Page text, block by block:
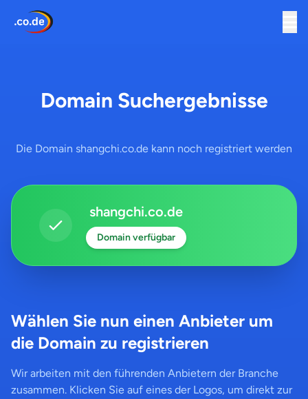
Domain Suchergebnisse
Die Domain shangchi.co.de kann noch registriert werden
shangchi.co.de
Domain verfügbar
Wählen Sie nun einen Anbieter um
die Domain zu registrieren
Wir arbeiten mit den führenden Anbietern der Branche
zusammen. Klicken Sie auf eines der Logos, um direkt zur